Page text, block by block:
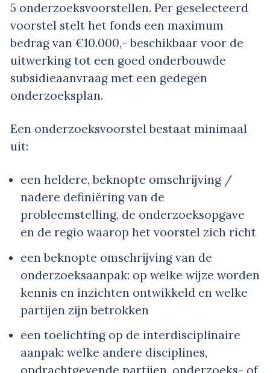
5 onderzoeksvoorstellen. Per geselecteerd
voorstel stelt het fonds een maximum
bedrag van €10.000,- beschikbaar voor de
uitwerking tot een goed onderbouwde
subsidieaanvraag met een gedegen
onderzoeksplan.
Een onderzoeksvoorstel bestaat minimaal
uit:
een heldere, beknopte omschrijving /
nadere definiëring van de
probleemstelling, de onderzoeksopgave
en de regio waarop het voorstel zich richt
een beknopte omschrijving van de
onderzoeksaanpak: op welke wijze worden
kennis en inzichten ontwikkeld en welke
partijen zijn betrokken
een toelichting op de interdisciplinaire
aanpak: welke andere disciplines,